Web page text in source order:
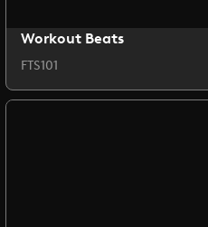
Workout Beats
FTS101